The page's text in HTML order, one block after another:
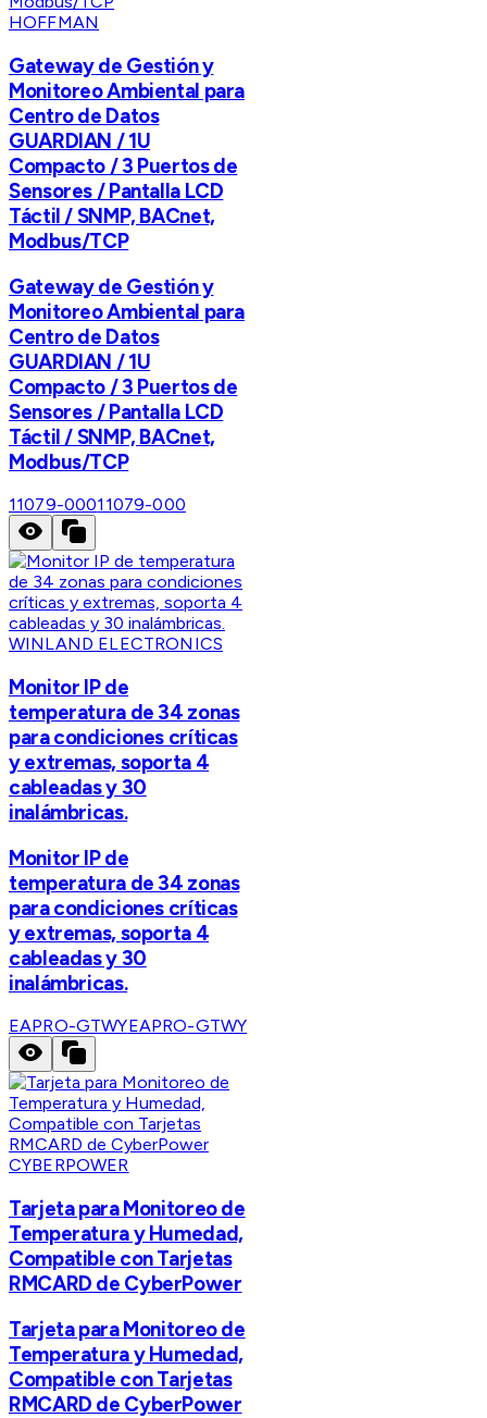
HOFFMAN
Gateway de Gestión y
Monitoreo Ambiental para
Centro de Datos
GUARDIAN / 1U
Compacto / 3 Puertos de
Sensores / Pantalla LCD
Táctil / SNMP, BACnet,
Modbus/TCP
Gateway de Gestión y
Monitoreo Ambiental para
Centro de Datos
GUARDIAN / 1U
Compacto / 3 Puertos de
Sensores / Pantalla LCD
Táctil / SNMP, BACnet,
Modbus/TCP
11079-00011079-000
WINLAND ELECTRONICS
Monitor IP de
temperatura de 34 zonas
para condiciones críticas
y extremas, soporta 4
cableadas y 30
inalámbricas.
Monitor IP de
temperatura de 34 zonas
para condiciones críticas
y extremas, soporta 4
cableadas y 30
inalámbricas.
EAPRO-GTWYEAPRO-GTWY
CYBERPOWER
Tarjeta para Monitoreo de
Temperatura y Humedad,
Compatible con Tarjetas
RMCARD de CyberPower
Tarjeta para Monitoreo de
Temperatura y Humedad,
Compatible con Tarjetas
RMCARD de CyberPower